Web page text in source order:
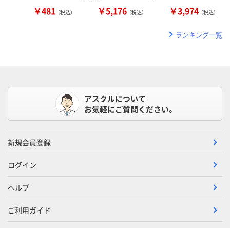
￥481 （税込） ￥5,176 （税込） ￥3,974 （税込）
ランキング一覧
アスクルについて
お気軽にご質問ください。
新規会員登録
ログイン
ヘルプ
ご利用ガイド